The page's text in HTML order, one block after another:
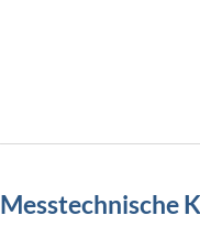
Messtechnische